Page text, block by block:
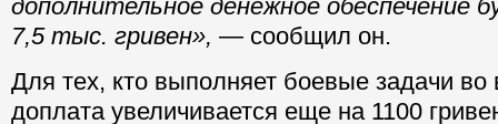
задачи непосредственно на линии
увеличиваем еще на 1,5 тыс. грн. И в
дополнительное денежное обеспечение
7,5 тыс. гривен»,— сообщил он.